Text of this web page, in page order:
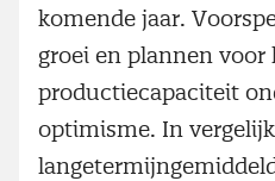
komende jaar.
groei en plannen
productiecapaciteit
optimisme. In